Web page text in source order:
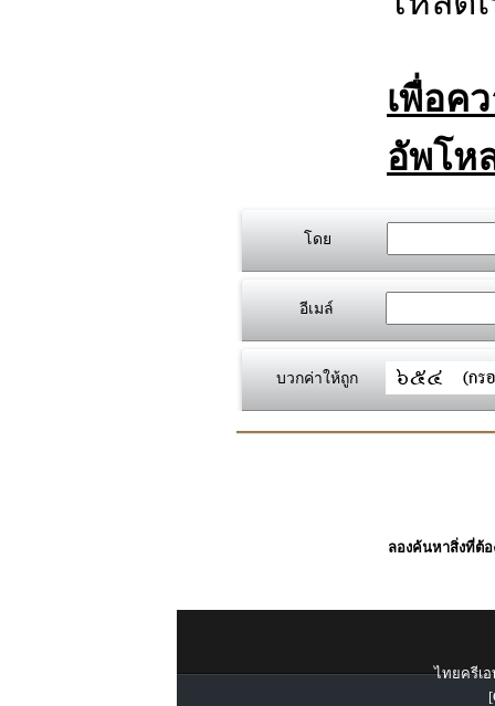
เพื่อค
อัพโห
โดย
อีเมล์
บวกค่าให้ถูก
ลองค้นหาสิ่งที่ต้อ
ไทยครีเอ
[